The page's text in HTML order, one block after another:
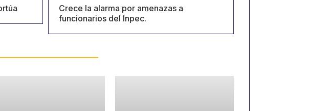
Crece la alarma por amenazas a
funcionarios del Inpec.